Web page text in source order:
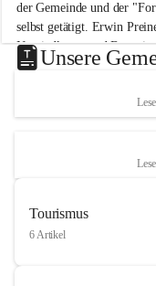
der Gemeinde und der
selbst getätigt. Erwin
Neusiedlersee und Bgm.
hofft auf baldige praktische
Gerade in Zeiten des
wichtig!
Unsere
Tourismus
6 Artikel